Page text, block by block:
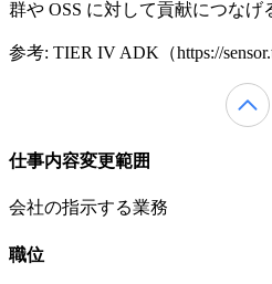
群や OSS に対して貢献につなげ
参考: TIER IV ADK（https://
仕事内容変更範囲
会社の指示する業務
職位